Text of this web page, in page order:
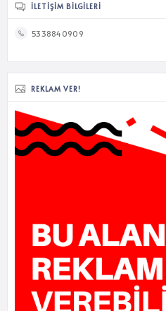
İLETIŞIM BILGILERI
5338840909
REKLAM VER!